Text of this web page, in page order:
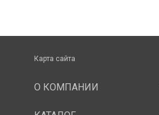
Карта сайта
О КОМПАНИИ